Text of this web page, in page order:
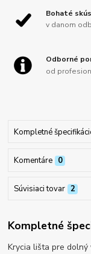
Bohaté
v danom
Odborné
od
Kompletné
Komentáre 0
Súvisiaci tovar 2
Kompletné
Krycia lišta pre